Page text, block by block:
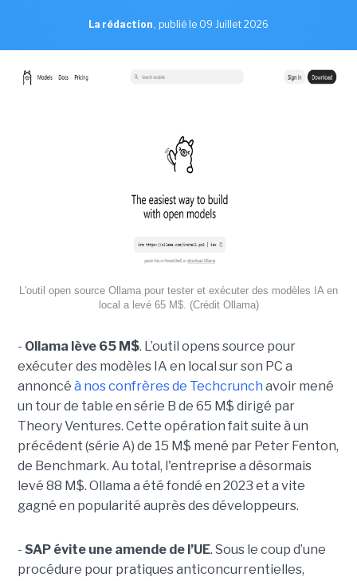
La rédaction , publié le 09 Juillet 2026
L'outil open source Ollama pour tester et exécuter des modèles IA en
local a levé 65 M$. (Crédit Ollama)
- Ollama lève 65 M$. L’outil opens source pour
exécuter des modèles IA en local sur son PC a
annoncé à nos confrères de Techcrunch avoir mené
un tour de table en série B de 65 M$ dirigé par
Theory Ventures. Cette opération fait suite à un
précédent (série A) de 15 M$ mené par Peter Fenton,
de Benchmark. Au total, l'entreprise a désormais
levé 88 M$. Ollama a été fondé en 2023 et a vite
gagné en popularité auprès des développeurs.
- SAP évite une amende de l’UE. Sous le coup d’une
procédure pour pratiques anticoncurrentielles,